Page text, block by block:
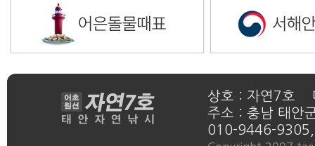
상호 : 자연7호
주소 : 충남 태
010-9446-